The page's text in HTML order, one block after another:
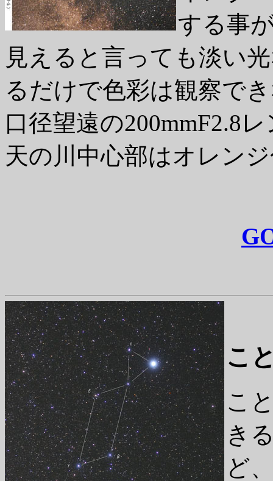
する事
見えると言っても淡い
るだけで色彩は観察で
口径望遠の200mmF2.8
天の川中心部はオレン
こ
こ
き
ど